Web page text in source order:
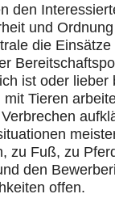
den
und
die Einsätze
ist oder lieber
Tieren
zu Fuß, zu
den
offen.